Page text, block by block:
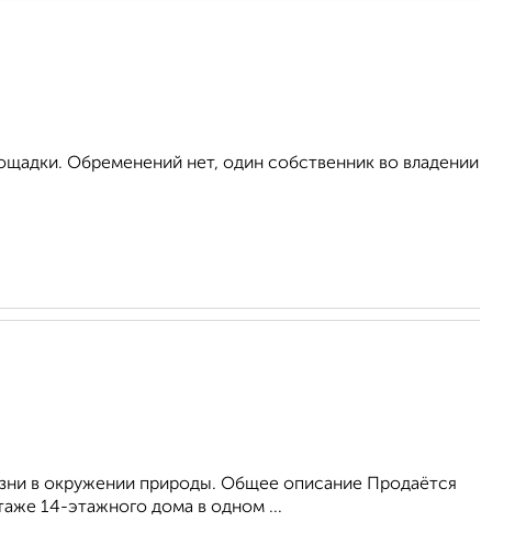
Обременений нет, один собственник во владении
в окружении природы. Общее описание Продаётся
14-этажного дома в одном ...